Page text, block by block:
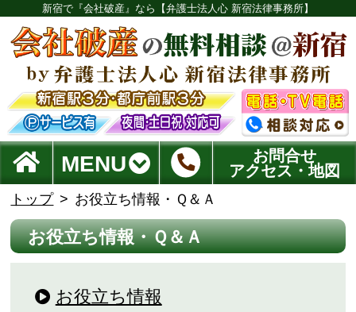
新宿で『会社破産』なら【弁護士法人心 新宿法律事務所】
MENU
お問合せ
アクセス・地図
トップ お役立ち情報・Ｑ＆Ａ
お役立ち情報・Ｑ＆Ａ
お役立ち情報